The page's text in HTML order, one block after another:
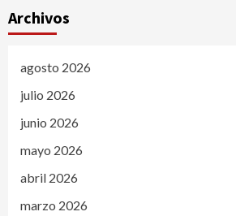
Archivos
agosto 2026
julio 2026
junio 2026
mayo 2026
abril 2026
marzo 2026